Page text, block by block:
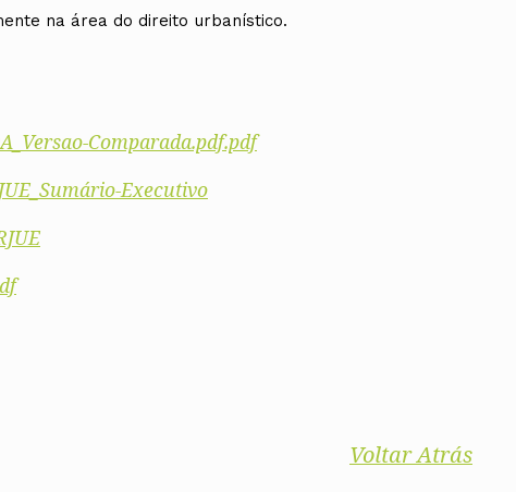
na área do direito urbanístico.
Comparada.pdf.pdf
Executivo
Voltar Atrás